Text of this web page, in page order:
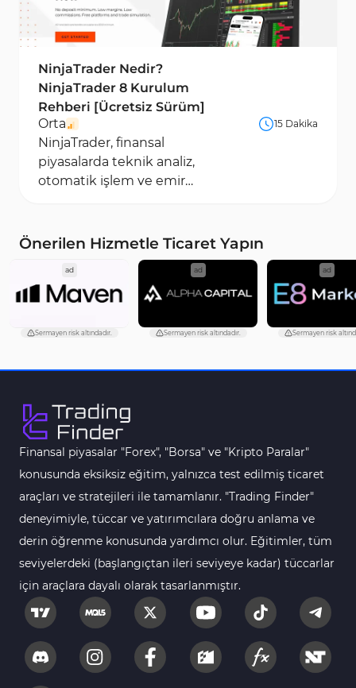
NinjaTrader Nedir?
NinjaTrader 8 Kurulum
Rehberi [Ücretsiz Sürüm]
Orta
15 Dakika
NinjaTrader, finansal
piyasalarda teknik analiz,
otomatik işlem ve emir
biridir....
Önerilen Hizmetle Ticaret Yapın
ad
Sermayen risk altındadır.
ad
Sermayen risk altındadır.
ad
Sermayen risk
Finansal piyasalar "Forex", "Borsa" ve "Kripto Paralar"
konusunda eksiksiz eğitim, yalnızca test edilmiş ticaret
araçları ve stratejileri ile tamamlanır. "Trading Finder"
deneyimiyle, tüccar ve yatırımcılara doğru anlama ve
derin öğrenme konusunda yardımcı olur. Eğitimler, tüm
seviyelerdeki (başlangıçtan ileri seviyeye kadar) tüccarlar
için araçlara dayalı olarak tasarlanmıştır.